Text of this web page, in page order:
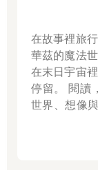
打過，不過總體而
在這新舊交替的時
後，我在師培課程
了，與其無意義地
反覆操作才能精熟
殊不知對我來說，
偷在抽屜裡讀課外
抄課文兩遍，或者
幾乎每天都要上課
在故事裡旅行，從
華茲的魔法
在末日宇宙
停留。 閱讀，從來不只是閱讀。 而是一場關於
世界、想像與生活感